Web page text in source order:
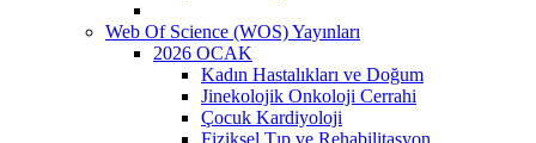
Web Of Science (WOS) Yayınları
2026 OCAK
Kadın Hastalıkları ve Doğum
Jinekolojik Onkoloji Cerrahi
Çocuk Kardiyoloji
Fiziksel Tıp ve Rehabilitasyon